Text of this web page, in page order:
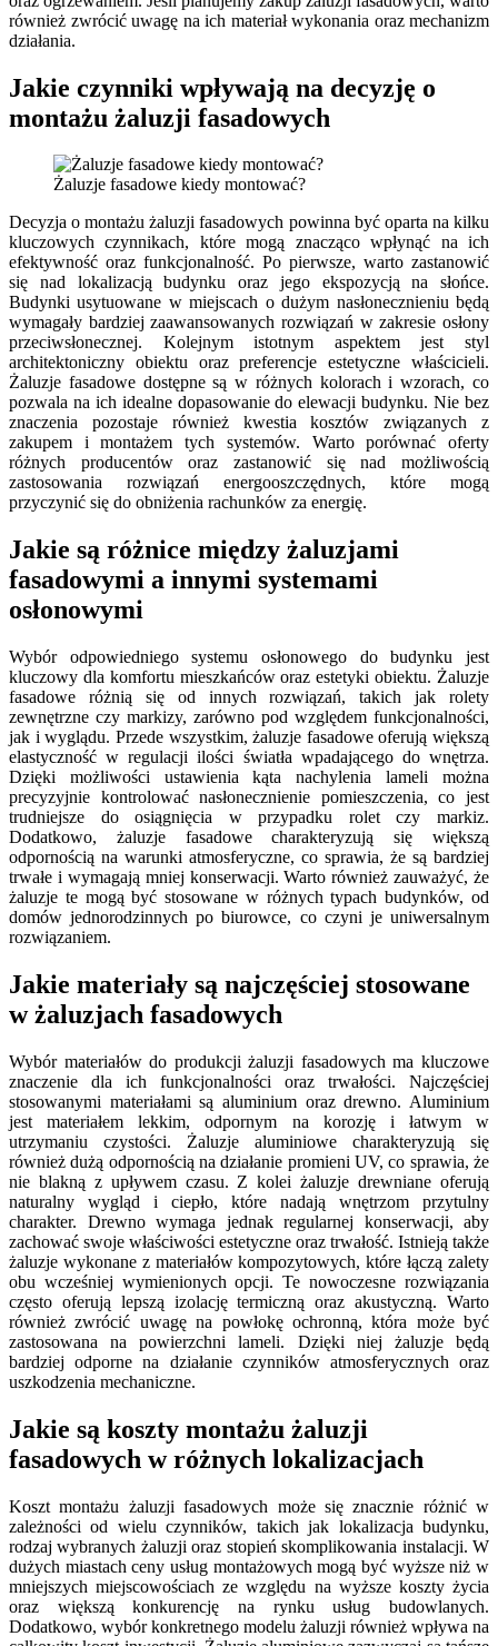
również zwrócić uwagę na ich materiał wykonania oraz mechanizm
działania.
Jakie czynniki wpływają na decyzję o
montażu żaluzji fasadowych
Żaluzje fasadowe kiedy montować?
Decyzja o montażu żaluzji fasadowych powinna być oparta na kilku
kluczowych czynnikach, które mogą znacząco wpłynąć na ich
efektywność oraz funkcjonalność. Po pierwsze, warto zastanowić
się nad lokalizacją budynku oraz jego ekspozycją na słońce.
Budynki usytuowane w miejscach o dużym nasłonecznieniu będą
wymagały bardziej zaawansowanych rozwiązań w zakresie osłony
przeciwsłonecznej. Kolejnym istotnym aspektem jest styl
architektoniczny obiektu oraz preferencje estetyczne właścicieli.
Żaluzje fasadowe dostępne są w różnych kolorach i wzorach, co
pozwala na ich idealne dopasowanie do elewacji budynku. Nie bez
znaczenia pozostaje również kwestia kosztów związanych z
zakupem i montażem tych systemów. Warto porównać oferty
różnych producentów oraz zastanowić się nad możliwością
zastosowania rozwiązań energooszczędnych, które mogą
przyczynić się do obniżenia rachunków za energię.
Jakie są różnice między żaluzjami
fasadowymi a innymi systemami
osłonowymi
Wybór odpowiedniego systemu osłonowego do budynku jest
kluczowy dla komfortu mieszkańców oraz estetyki obiektu. Żaluzje
fasadowe różnią się od innych rozwiązań, takich jak rolety
zewnętrzne czy markizy, zarówno pod względem funkcjonalności,
jak i wyglądu. Przede wszystkim, żaluzje fasadowe oferują większą
elastyczność w regulacji ilości światła wpadającego do wnętrza.
Dzięki możliwości ustawienia kąta nachylenia lameli można
precyzyjnie kontrolować nasłonecznienie pomieszczenia, co jest
trudniejsze do osiągnięcia w przypadku rolet czy markiz.
Dodatkowo, żaluzje fasadowe charakteryzują się większą
odpornością na warunki atmosferyczne, co sprawia, że są bardziej
trwałe i wymagają mniej konserwacji. Warto również zauważyć, że
żaluzje te mogą być stosowane w różnych typach budynków, od
domów jednorodzinnych po biurowce, co czyni je uniwersalnym
rozwiązaniem.
Jakie materiały są najczęściej stosowane
w żaluzjach fasadowych
Wybór materiałów do produkcji żaluzji fasadowych ma kluczowe
znaczenie dla ich funkcjonalności oraz trwałości. Najczęściej
stosowanymi materiałami są aluminium oraz drewno. Aluminium
jest materiałem lekkim, odpornym na korozję i łatwym w
utrzymaniu czystości. Żaluzje aluminiowe charakteryzują się
również dużą odpornością na działanie promieni UV, co sprawia, że
nie blakną z upływem czasu. Z kolei żaluzje drewniane oferują
naturalny wygląd i ciepło, które nadają wnętrzom przytulny
charakter. Drewno wymaga jednak regularnej konserwacji, aby
zachować swoje właściwości estetyczne oraz trwałość. Istnieją także
żaluzje wykonane z materiałów kompozytowych, które łączą zalety
obu wcześniej wymienionych opcji. Te nowoczesne rozwiązania
często oferują lepszą izolację termiczną oraz akustyczną. Warto
również zwrócić uwagę na powłokę ochronną, która może być
zastosowana na powierzchni lameli. Dzięki niej żaluzje będą
bardziej odporne na działanie czynników atmosferycznych oraz
uszkodzenia mechaniczne.
Jakie są koszty montażu żaluzji
fasadowych w różnych lokalizacjach
Koszt montażu żaluzji fasadowych może się znacznie różnić w
zależności od wielu czynników, takich jak lokalizacja budynku,
rodzaj wybranych żaluzji oraz stopień skomplikowania instalacji. W
dużych miastach ceny usług montażowych mogą być wyższe niż w
mniejszych miejscowościach ze względu na wyższe koszty życia
oraz większą konkurencję na rynku usług budowlanych.
Dodatkowo, wybór konkretnego modelu żaluzji również wpływa na